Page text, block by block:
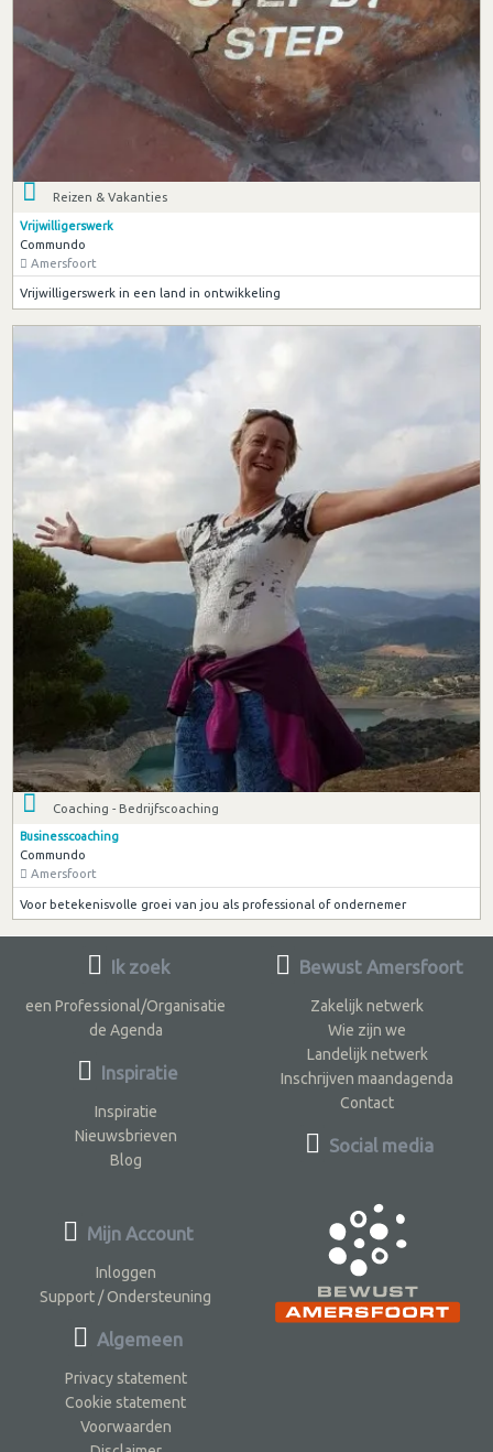
Reizen & Vakanties
Vrijwilligerswerk
Commundo
Amersfoort
Vrijwilligerswerk in een land in ontwikkeling
Coaching - Bedrijfscoaching
Businesscoaching
Commundo
Amersfoort
Voor betekenisvolle groei van jou als professional of ondernemer
Ik zoek
een Professional/Organisatie
de Agenda
Inspiratie
Inspiratie
Nieuwsbrieven
Blog
Bewust Amersfoort
Zakelijk netwerk
Wie zijn we
Landelijk netwerk
Inschrijven maandagenda
Contact
Social media
Mijn Account
Inloggen
Support / Ondersteuning
Algemeen
Privacy statement
Cookie statement
Voorwaarden